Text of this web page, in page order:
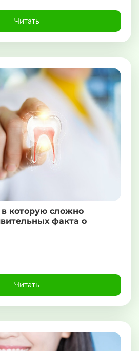
Читать
которую сложно
факта о
Читать